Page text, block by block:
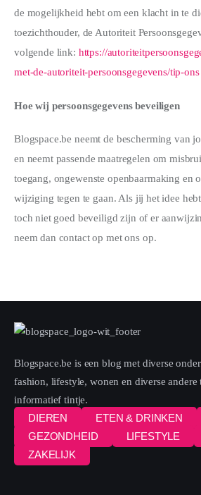
de mogelijkheid hebt om een klacht in te
toezichthouder, de Autoriteit
volgende link: https://
met-de-autoriteit-persoonsgegevens/tip-ons
Hoe wij persoonsgegevens beveiligen
Blogspace.be neemt de bescherming van
en neemt passende maatregelen om
toegang, ongewenste openbaarmaking en
wijziging tegen te gaan. Als jij het idee
toch niet goed beveiligd zijn of er
neem dan contact op met ons op.
Blogspace.be is een blog met diverse
fashion, lifestyle, wonen en diverse andere
informatief tintje.
DIEREN ETEN & DRINKEN
GEZONDHEID
LIFESTYLE
ZAKELIJK